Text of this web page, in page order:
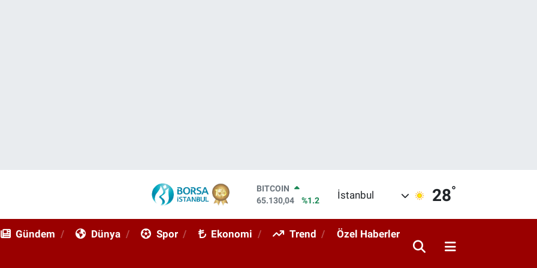
DOLAR
47,7106
%0.17
STERLİN
İstanbul 28°
Gündem Dünya Spor Ekonomi Trend Özel Haberler